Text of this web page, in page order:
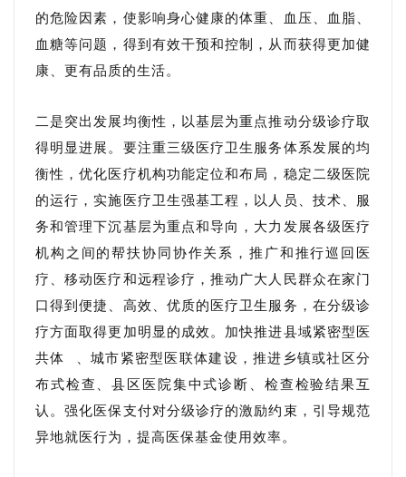
的危险因素，使影响身心健康的体重、血压、血脂、
血糖等问题，得到有效干预和控制，从而获得更加健
康、更有品质的生活。
二是突出发展均衡性，以基层为重点推动分级诊疗取
得明显进展。要注重三级医疗卫生服务体系发展的均
衡性，优化医疗机构功能定位和布局，稳定二级医院
的运行，实施医疗卫生强基工程，以人员、技术、服
务和管理下沉基层为重点和导向，大力发展各级医疗
机构之间的帮扶协同协作关系，推广和推行巡回医
疗、移动医疗和远程诊疗，推动广大人民群众在家门
口得到便捷、高效、优质的医疗卫生服务，在分级诊
疗方面取得更加明显的成效。加快推进县域紧密型 医
共体
、城市紧密型医联体建设，推进乡镇或社区分
布式检查、县区医院集中式诊断、检查检验结果互
认。强化医保支付对分级诊疗的激励约束，引导规范
异地就医行为，提高医保基金使用效率。